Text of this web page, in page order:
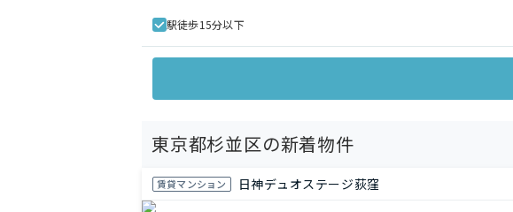
駅徒歩15分以下
東京都杉並区の新着物件
賃貸マンション 日神デュオステージ荻窪